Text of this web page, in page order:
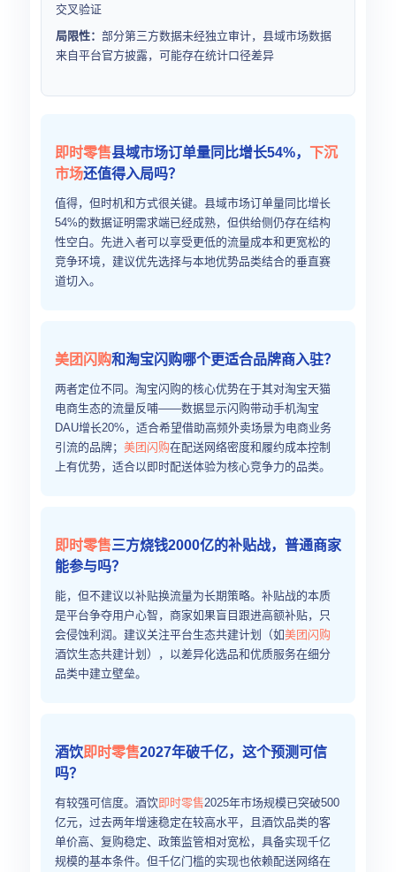
交叉验证
局限性： 部分第三方数据未经独立审计，县域市场数据
来自平台官方披露，可能存在统计口径差异
即时零售县域市场订单量同比增长54%， 下沉
市场还值得入局吗？
值得，但时机和方式很关键。县域市场订单量同比增长
54%的数据证明需求端已经成熟，但供给侧仍存在结构
性空白。先进入者可以享受更低的流量成本和更宽松的
竞争环境，建议优先选择与本地优势品类结合的垂直赛
道切入。
美团闪购和淘宝闪购哪个更适合品牌商入驻？
两者定位不同。淘宝闪购的核心优势在于其对淘宝天猫
电商生态的流量反哺——数据显示闪购带动手机淘宝
DAU增长20%，适合希望借助高频外卖场景为电商业务
引流的品牌； 美团闪购在配送网络密度和履约成本控制
上有优势，适合以即时配送体验为核心竞争力的品类。
即时零售三方烧钱2000亿的补贴战，普通商家
能参与吗？
能，但不建议以补贴换流量为长期策略。补贴战的本质
是平台争夺用户心智，商家如果盲目跟进高额补贴，只
会侵蚀利润。建议关注平台生态共建计划（如美团闪购
酒饮生态共建计划），以差异化选品和优质服务在细分
品类中建立壁垒。
酒饮即时零售2027年破千亿，这个预测可信
吗？
有较强可信度。酒饮即时零售2025年市场规模已突破500
亿元，过去两年增速稳定在较高水平，且酒饮品类的客
单价高、复购稳定、政策监管相对宽松，具备实现千亿
规模的基本条件。但千亿门槛的实现也依赖配送网络在